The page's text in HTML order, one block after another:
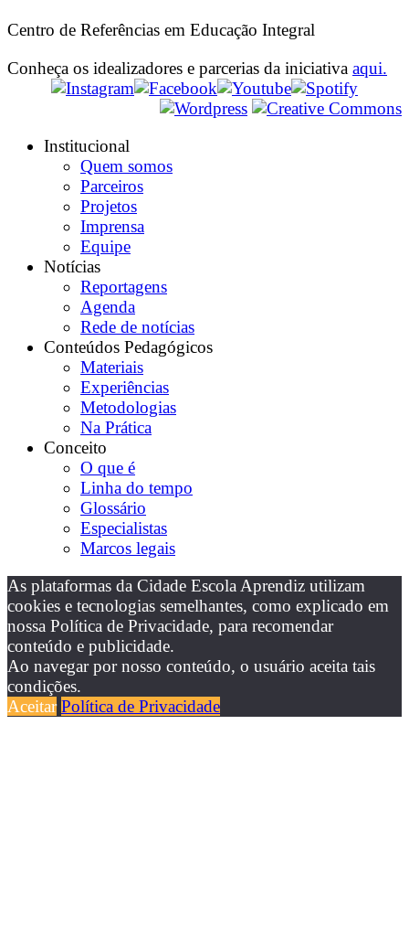
Centro de Referências em Educação Integral
Conheça os idealizadores e parcerias da iniciativa aqui.
Institucional
Quem somos
Parceiros
Projetos
Imprensa
Equipe
Notícias
Reportagens
Agenda
Rede de notícias
Conteúdos Pedagógicos
Materiais
Experiências
Metodologias
Na Prática
Conceito
O que é
Linha do tempo
Glossário
Especialistas
Marcos legais
As plataformas da Cidade Escola Aprendiz utilizam
cookies e tecnologias semelhantes, como explicado em
nossa Política de Privacidade, para recomendar
conteúdo e publicidade.
Ao navegar por nosso conteúdo, o usuário aceita tais
condições.
Aceitar Política de Privacidade